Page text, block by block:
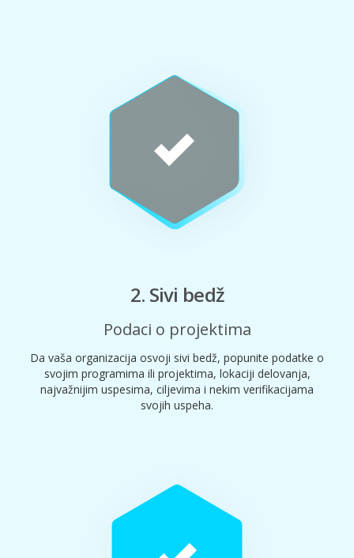
2. Sivi bedž
Podaci o projektima
Da vaša organizacija osvoji sivi bedž, popunite podatke o
svojim programima ili projektima, lokaciji delovanja,
najvažnijim uspesima, ciljevima i nekim verifikacijama
svojih uspeha.